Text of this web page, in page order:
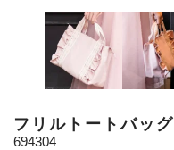
フリルトートバッグ
694304